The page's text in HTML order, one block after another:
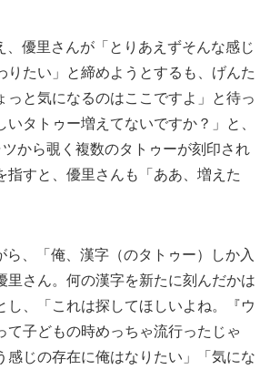
優里さんが「とりあえずそんな感じ
りたい」と締めようとするも、げんた
っと気になるのはここですよ」と待っ
タトゥー増えてないですか？」と、
から覗く複数のタトゥーが刻印され
指すと、優里さんも「ああ、増えた
、「俺、漢字（のタトゥー）しか入
里さん。何の漢字を新たに刻んだかは
し、「これは探してほしいよね。『ウ
て子どもの時めっちゃ流行ったじゃ
感じの存在に俺はなりたい」「気にな